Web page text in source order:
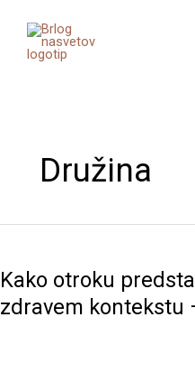
content
Družina
Kako otroku
zdravem kontekstu
predstaviti
spolnost